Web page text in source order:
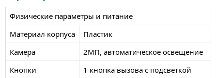
Физические параметры и питание
Материал корпуса
Пластик
Камера
2МП, автоматическое освещение
Кнопки
1 кнопка вызова с подсветкой